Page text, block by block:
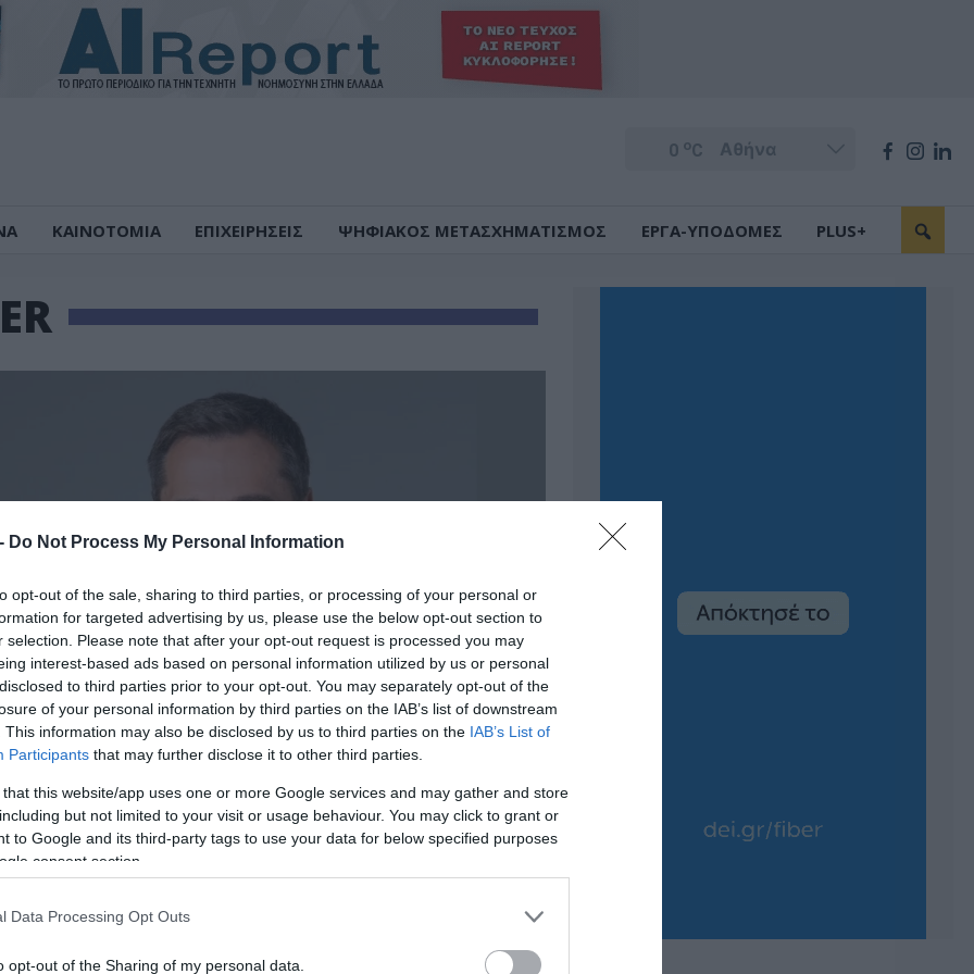
Do Not Process My Personal Information
opt-out of the sale, sharing to third parties, or processing of your personal or
for targeted advertising by us, please use the below opt-out section to
selection. Please note that after your opt-out request is processed you may
interest-based ads based on personal information utilized by us or personal
to third parties prior to your opt-out. You may separately opt-out of the
of your personal information by third parties on the IAB’s list of downstream
This information may also be disclosed by us to third parties on the IAB’s List of
Participants that may further disclose it to other third parties.
that this website/app uses one or more Google services and may gather and store
but not limited to your visit or usage behaviour. You may click to grant or
to Google and its third-party tags to use your data for below specified purposes
consent section.
Data Processing Opt Outs
opt-out of the Sharing of my personal data.
0 oC
ΚΑΙΝΟΤΟΜΙΑ ΕΠΙΧΕΙΡΗΣΕΙΣ ΨΗΦΙΑΚΟΣ ΜΕΤΑΣΧΗΜΑΤΙΣΜΟΣ ΕΡΓΑ-ΥΠΟΔΟΜΕΣ PLUS+